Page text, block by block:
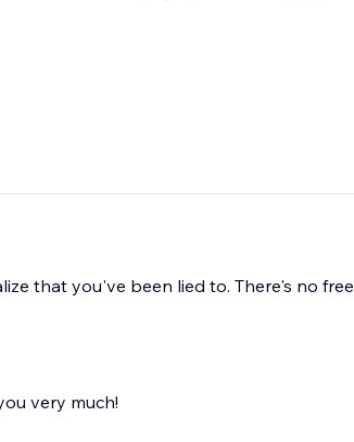
that you've been lied to. There's no
very much!